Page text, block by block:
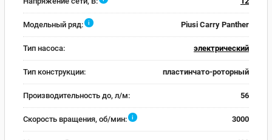
Модельный ряд: i Piusi Carry Panther
Тип насоса: электрический
Тип конструкции: пластинчато-роторный
Производительность до, л/м: 56
Скорость вращения, об/мин: i 3000